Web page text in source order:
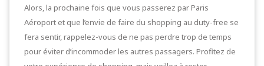
Alors, la prochaine fois que vous passerez par Paris
Aéroport et que l’envie de faire du shopping au duty-free se
fera sentir, rappelez-vous de ne pas perdre trop de temps
pour éviter d’incommoder les autres passagers. Profitez de